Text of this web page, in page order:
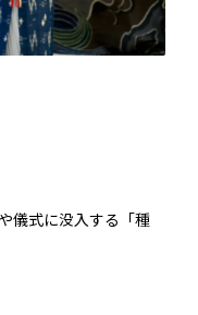
儀式に没入する「種